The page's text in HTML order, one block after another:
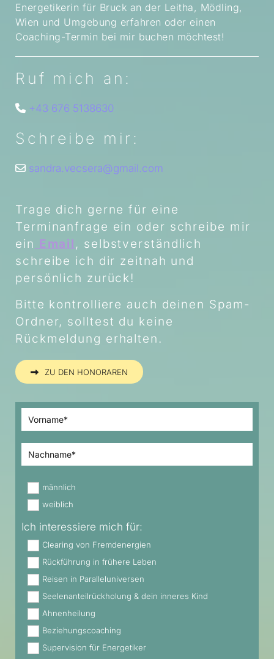
Energetikerin für Bruck an der Leitha, Mödling,
Wien und Umgebung erfahren oder einen
Coaching-Termin bei mir buchen möchtest!
Ruf mich an:
 +43 676 5138630
Schreibe mir:
 sandra.vecsera@gmail.com
Trage dich gerne für eine
Terminanfrage ein oder schreibe mir
ein Email , selbstverständlich
schreibe ich dir zeitnah und
persönlich zurück!
Bitte kontrolliere auch deinen Spam-
Ordner, solltest du keine
Rückmeldung erhalten.
ZU DEN HONORAREN
männlich
weiblich
Ich interessiere mich für:
Clearing von Fremdenergien
Rückführung in frühere Leben
Reisen in Paralleluniversen
Seelenanteilrückholung & dein inneres Kind
Ahnenheilung
Beziehungscoaching
Supervision für Energetiker